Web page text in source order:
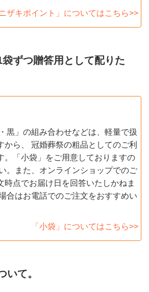
ニザキポイント」についてはこちら>>
ずつ贈答用として配りた
黒」の組み合わせなどは、軽量で扱
から、 冠婚葬祭の粗品としてのご利
。「小袋」をご用意しておりますの
。また、オンラインショップでのご
時点でお届け日を回答いたしかねま
合はお電話でのご注文をおすすめい
「小袋」についてはこちら>>
いて。